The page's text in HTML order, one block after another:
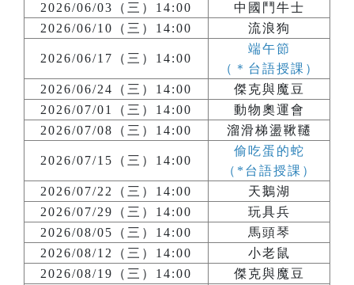
2026/06/03（三）14:00
中國鬥牛士
2026/06/10（三）14:00
流浪狗
2026/06/17（三）14:00
端午節
（＊台語授課）
2026/06/24（三）14:00
傑克與魔豆
2026/07/01（三）14:00
動物奧運會
2026/07/08（三）14:00
溜滑梯盪鞦韆
2026/07/15（三）14:00
偷吃蛋的蛇
（*台語授課）
2026/07/22（三）14:00
天鵝湖
2026/07/29（三）14:00
玩具兵
2026/08/05（三）14:00
馬頭琴
2026/08/12（三）14:00
小老鼠
2026/08/19（三）14:00
傑克與魔豆